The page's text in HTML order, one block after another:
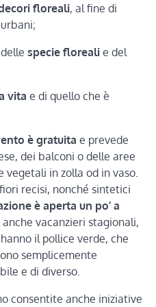
floreali, al fine di
specie floreali e del
vita e di quello che è
è gratuita e prevede
dei balconi o delle aree
in zolla od in vaso.
recisi, nonché sintetici
è aperta un po’ a
vacanzieri stagionali,
il pollice verde, che
semplicemente
e di diverso.
consentite anche iniziative